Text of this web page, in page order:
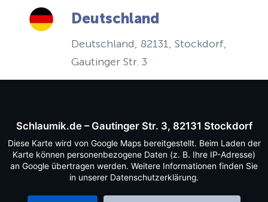
Deutschland
Deutschland, 82131, Stockdorf,
Gautinger Str. 3
Schlaumik.de – Gautinger Str. 3, 82131 Stockdorf
Diese Karte wird von Google Maps bereitgestellt. Beim Laden der
Karte können personenbezogene Daten (z. B. Ihre IP-Adresse)
an Google übertragen werden. Weitere Informationen finden Sie
in unserer Datenschutzerklärung.